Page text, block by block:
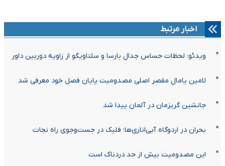
اخبار مرتبط
ویدئو: لحظات حساس جدال بارسا و سلتاویگو از زاویه دوربین داور
لامین یامال مقصر اصلی مصدومیت پایان فصل خود معرفی شد
جانشین گریزمان در آلمان پیدا شد
بحران در اردوگاه آبی‌اناری‌ها؛ فلیک در جست‌وجوی راه نجات
این مصدومیت بیش از حد دردناک است